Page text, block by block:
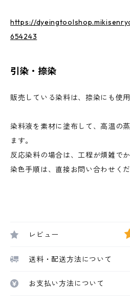
https://
654243
引染・捺染
販売している染料は、捺染にも使用
染料液を素材に塗布して、高温の
ます。
反応染料の場合は、工程が煩雑で
染色手順は、直接お問い合わせくだ
レビュー
送料・配送方法について
お支払い方法について